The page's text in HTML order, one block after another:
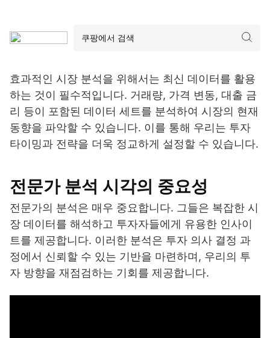
효과적인 시장 분석을 위해서는 최신 데이터를 활용
하는 것이 필수적입니다. 거래량, 가격 변동, 대출 금
리 등이 포함된 데이터 세트를 분석하여 시장의 현재
동향을 파악할 수 있습니다. 이를 통해 우리는 투자
타이밍과 전략을 더욱 정교하게 설정할 수 있습니다.
전문가 분석 시각의 중요성
전문가의 분석은 매우 중요합니다. 그들은 복잡한 시
장 데이터를 해석하고 투자자들에게 유용한 인사이
트를 제공합니다. 이러한 분석은 투자 의사 결정 과
정에서 신뢰할 수 있는 기반을 마련하며, 우리의 투
자 방향을 재점검하는 기회를 제공합니다.